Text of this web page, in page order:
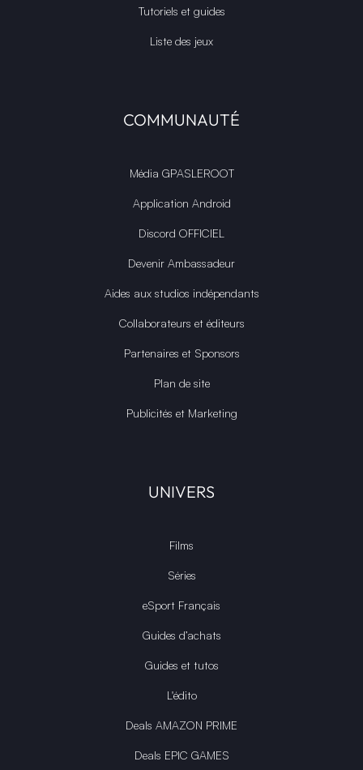
Tutoriels et guides
Liste des jeux
COMMUNAUTÉ
Média GPASLEROOT
Application Android
Discord OFFICIEL
Devenir Ambassadeur
Aides aux studios indépendants
Collaborateurs et éditeurs
Partenaires et Sponsors
Plan de site
Publicités et Marketing
UNIVERS
Films
Séries
eSport Français
Guides d’achats
Guides et tutos
L'édito
Deals AMAZON PRIME
Deals EPIC GAMES